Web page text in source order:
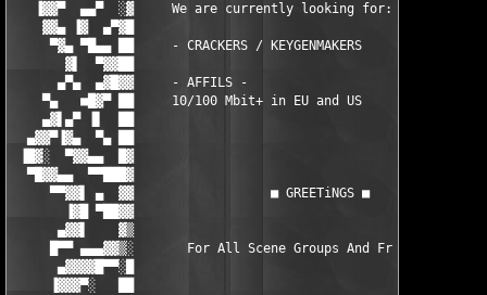
▐▓▓▀  ▄▄▀  ░▓     We are currently looking for:
▓▓▄ ▐▓  ▄▀▓█
▀▓▄ ▀█▄▄ ██     - CRACKERS / KEYGENMAKERS
▓▌  ▀▓▓██
▄▀▄  ▄▓█▓▓     - AFFILS -
▀▄   ■█▓▀ ██     10/100 Mbit+ in EU and US
▄▓▌▄▀ ▐▌  ██
▄▓▓▀▐▓▄  ▀▄ ██
▐█▓░  ▀▓▓▄▄  █▓                                               ▓█
▀█▓▓▄▄  ▀▀███▓
▀▀▓▓▌ ▄  ▓▓                  ■ GREETiNGS ■
▐▓█ ▀██▓▓
▄▓▓▌    ▓▒
█▀▀ ▄▄▄▓▓▒░       For All Scene Groups And Friends
▄▓▓▓▓█▀▀░█
▐▓▓▓▀░   ██